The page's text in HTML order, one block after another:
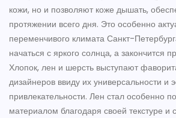
кожи, но и позволяют коже дышать,
протяжении всего дня. Это особенно
переменчивого климата Санкт-
начаться с яркого солнца, а закончится
Хлопок, лен и шерсть выступают
дизайнеров ввиду их универсальности и
привлекательности. Лен стал особенно
материалом благодаря своей текстуре и